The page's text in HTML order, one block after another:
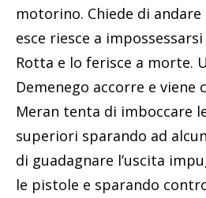
motorino. Chiede di
esce riesce a
Rotta e lo ferisce a morte.
Demenego accorre e viene
Meran tenta di imboccare
superiori sparando ad
di guadagnare l’uscita
le pistole e sparando